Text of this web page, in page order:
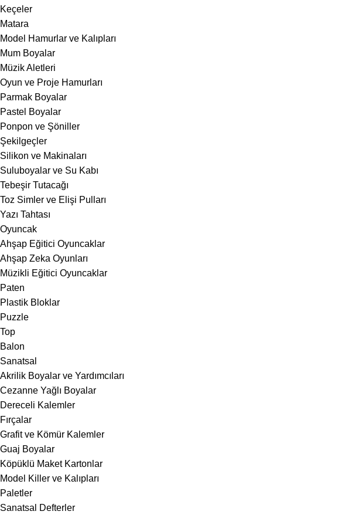
Keçeler
Matara
Model Hamurlar ve Kalıpları
Mum Boyalar
Müzik Aletleri
Oyun ve Proje Hamurları
Parmak Boyalar
Pastel Boyalar
Ponpon ve Şöniller
Şekilgeçler
Silikon ve Makinaları
Suluboyalar ve Su Kabı
Tebeşir Tutacağı
Toz Simler ve Elişi Pulları
Yazı Tahtası
Oyuncak
Ahşap Eğitici Oyuncaklar
Ahşap Zeka Oyunları
Müzikli Eğitici Oyuncaklar
Paten
Plastik Bloklar
Puzzle
Top
Balon
Sanatsal
Akrilik Boyalar ve Yardımcıları
Cezanne Yağlı Boyalar
Dereceli Kalemler
Fırçalar
Grafit ve Kömür Kalemler
Guaj Boyalar
Köpüklü Maket Kartonlar
Model Killer ve Kalıpları
Paletler
Sanatsal Defterler